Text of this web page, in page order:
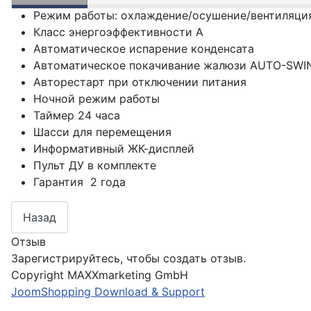
Режим работы: охлаждение/осушение/
Класс энергоэффективности А
Автоматическое испарение конденсата
Автоматическое покачивание жалюзи AUTO-
Авторестарт при отключении питания
Ночной режим работы
Таймер 24 часа
Шасси для перемещения
Информативный ЖК-дисплей
Пульт ДУ в комплекте
Гарантия 2 года
Отзыв
Зарегистрируйтесь, чтобы создать отзыв.
Copyright MAXXmarketing GmbH
JoomShopping Download & Support